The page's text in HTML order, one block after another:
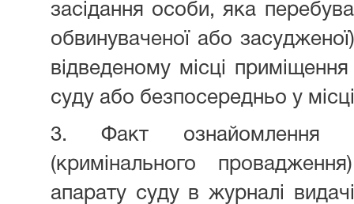
засідання особи, яка
обвинуваченої або
відведеному місці
суду або безпосередньо у
3. Факт ознайомлення
(кримінального
апарату суду в журналі